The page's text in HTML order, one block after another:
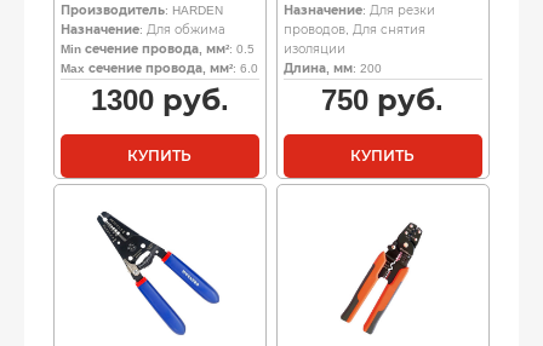
Производитель: HARDEN
Назначение: Для обжима
Min сечение провода, мм²: 0.5
Max сечение провода, мм²: 6.0
1300руб.
КУПИТЬ
Назначение: Для резки
проводов, Для снятия
изоляции
Длина, мм: 200
750 руб.
КУПИТЬ